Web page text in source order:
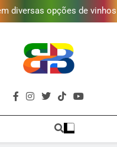
por ano na Baixada
diversas opções de vinhos
Descubra como escolher
Nosso Sentimento e
em campanha de Dia dos
de 190 milhões de
por ano na Baixada
diversas opções de vinhos
Descubra como escolher o
mais combina
Nosso Sentimento e
Nova Iguaçu neste fim de
Rio sorteia MacBook e
por ano na BaixadaBrava
Baixada Fluminense